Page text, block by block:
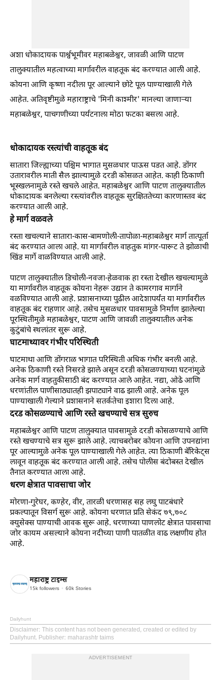
अशा धोकादायक पार्श्वभूमीवर महाबळेश्वर, जावळी आणि पाटण
तालुक्यातील महत्वाच्या मार्गावरील वाहतूक बंद करण्यात आली आहे.
कोयना आणि कृष्णा नदीला पूर आल्याने छोटे पूल पाण्याखाली गेले
आहेत. अतिवृष्टीमुळे महाराष्ट्राचे 'मिनी काश्मीर' मानल्या जाणाऱ्या
महाबळेश्वर, पाचगणीच्या पर्यटनाला मोठा फटका बसला आहे.
धोकादायक रस्त्यांची वाहतूक बंद
सातारा जिल्ह्याच्या पश्चिम भागात मुसळधार पाऊस पडत आहे. डोंगर
उतारावरील माती सैल झाल्यामुळे दरडी कोसळत आहेत. काही ठिकाणी
भूस्खलनामुळे रस्ते खचले आहेत. महाबळेश्वर आणि पाटण तालुक्यातील
धोकादायक बनलेल्या रस्त्यांवरील वाहतूक सुरक्षिततेच्या कारणास्तव बंद
करण्यात आली आहे.
हे मार्ग वळवले
रस्ता खचल्याने सातारा-कास-बामणोली-तापोळा-महाबळेश्वर मार्ग तात्पूर्ता
बंद करण्यात आला आहे. या मार्गावरील वाहतुक मांगर-पारूट ते झोळाची
खिंड मार्गे वाळविण्यात आली आहे.
पाटण तालुक्यातील डिचोली-नवजा-हेळवाक हा रस्ता देखील खचल्यामुळे
या मार्गावरील वाहतूक कोयना नेहरू उद्यान ते कामरगाव मार्गाने
वळविण्यात आली आहे. प्रशासनाच्या पुढील आदेशापर्यंत या मार्गावरील
वाहतूक बंद राहणार आहे. तसेच मुसळधार पावसामुळे निर्माण झालेल्या
पूरस्थितीमुळे महाबळेश्वर, पाटण आणि जावळी तालुक्यातील अनेक
कुटुंबांचे स्थलांतर सुरू आहे.
घाटमाथ्यावर गंभीर परिस्थिती
घाटमाथा आणि डोंगराळ भागात परिस्थिती अधिक गंभीर बनली आहे.
अनेक ठिकाणी रस्ते निसरडे झाले असून दरडी कोसळण्याच्या घटनांमुळे
अनेक मार्ग वाहतुकीसाठी बंद करण्यात आले आहेत. नद्या, ओढे आणि
धरणांतील पाणीसाठ्यातही झपाट्याने वाढ झाली आहे. अनेक पूल
पाण्याखाली गेल्याने प्रशासनाने सतर्कतेचा इशारा दिला आहे.
दरड कोसळण्याचे आणि रस्ते खचण्याचे सत्र सुरुच
महाबळेश्वर आणि पाटण तालुक्यात पावसामुळे दरडी कोसळण्याचे आणि
रस्ते खचण्याचे सत्र सुरू झाले आहे. त्याचबरोबर कोयना आणि उपनद्यांना
पूर आल्यामुळे अनेक पूल पाण्याखाली गेले आहेत. त्या ठिकाणी बॅरिकेट्स
लावून वाहतूक बंद करण्यात आली आहे. तसेच पोलीस बंदोबस्त देखील
तैनात करण्यात आला आहे.
धरण क्षेत्रात पावसाचा जोर
मोरणा-गुरेघर, कण्हेर, वीर, तारळी धरणासह सह लघु पाटबंधारे
प्रकल्पातून विसर्ग सुरू आहे. कोयना धरणात प्रति सेकंद ७९,७०८
क्युसेक्स पाण्याची आवक सुरू आहे. धरणाच्या पाणलोट क्षेत्रात पावसाचा
जोर कायम असल्याने कोयना नदीच्या पाणी पातळीत वाढ लक्षणीय होत
आहे.
महाराष्ट्र टाइम्स
15k followers 60k Stories
Dailyhunt
Disclaimer: This content has not been generated, created or edited by
Dailyhunt. Publisher: maharashtr taims
ADVERTISEMENT